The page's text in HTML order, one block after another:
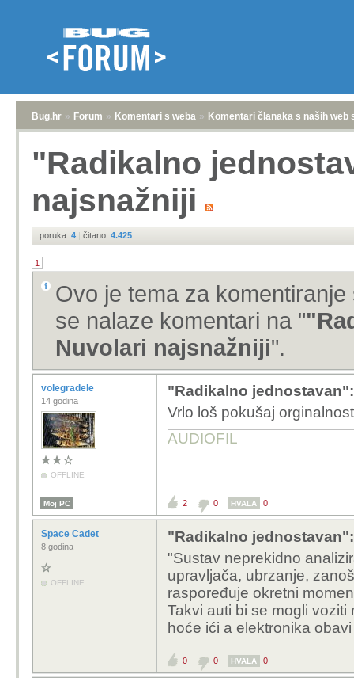
Bug.hr » Forum » Komentari s weba » Komentari članaka s naših web
"Radikalno
najsnažniji
poruka: 4 | čitano: 4.425
1
Ovo je tema za
se nalaze komentari na "
Nuvolari najsnažniji".
volegradele
14 godina
OFFLINE
"Radikalno
Vrlo loš pokušaj
AUDIOFIL
Moj PC 2 0 HVALA 0
Space Cadet
8 godina
OFFLINE
"Radikalno
"Sustav neprekidno
upravljača, ubrzanje,
raspoređuje okretni
Takvi auti bi se mogli
hoće ići a elektronika
0 0 HVALA 0